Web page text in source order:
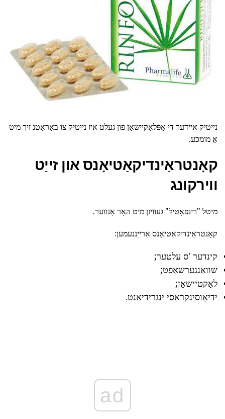
נייטיק איידער די אַפּלאַקיישאַן פון געלט איז נייטיק צו באַראַטנ זיך מיט
אַ מומכע.
קאָנטראַינדיקאַטיאָנס און זייַט
ווירקונג
מיטל "רינפאָטיל" געוויזן מיט האָר אָנווער.
קאָנטראַינדיקאַטיאָנס אַרייַננעמען:
קינדער 'ס עלטער;
שוואַנגערשאַפט;
לאַקטיישאַן;
ידיאָוסינקראַסי ינגרידיאַנט.
ad